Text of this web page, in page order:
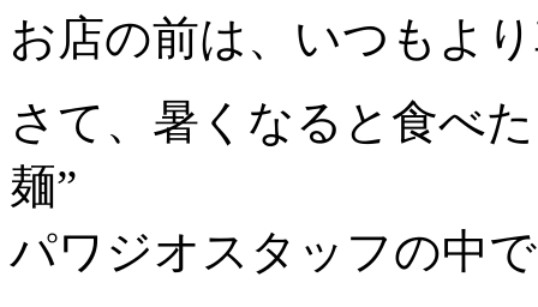
お店の前は、いつもよ
さて、暑くなると食べ
麺”
パワジオスタッフの中